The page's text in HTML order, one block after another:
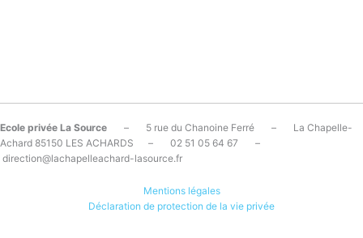
Ecole privée La Source – 5 rue du Chanoine Ferré – La Chapelle-
Achard 85150 LES ACHARDS – 02 51 05 64 67 –
direction@lachapelleachard-lasource.fr
Mentions légales
Déclaration de protection de la vie privée